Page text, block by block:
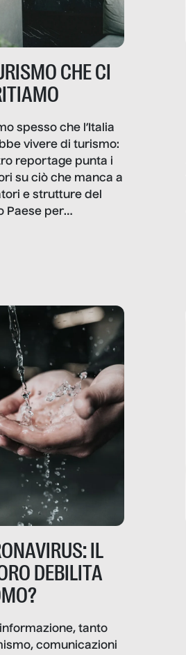
CHE CI
spesso che l’Italia
vivere di turismo:
reportage punta i
su ciò che manca a
e strutture del
Paese per
IL
DEBILITA
tanto
comunicazioni